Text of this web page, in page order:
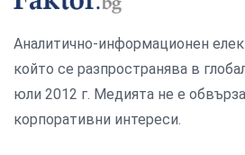
Аналитично-информационен
който се разпространява в
юли 2012 г. Медията не е
корпоративни интереси.